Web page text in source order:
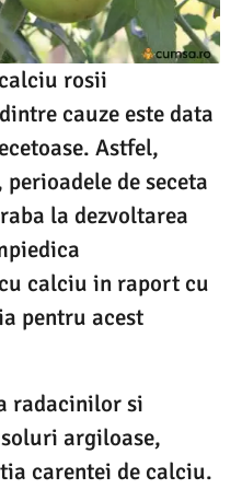
rosii
cauze este data
Astfel,
de seceta
la dezvoltarea
calciu in raport cu
pentru acest
radacinilor si
argiloase,
carentei de calciu.